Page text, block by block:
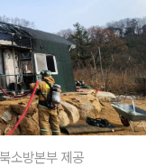
소방본부 제공